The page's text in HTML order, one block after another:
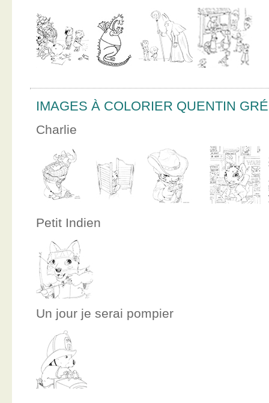
IMAGES À COLORIER QUENTIN
Charlie
Petit Indien
Un jour je serai pompier